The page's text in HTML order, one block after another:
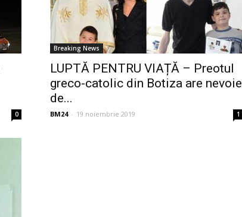
0
Breaking News
LUPTĂ PENTRU VIAȚĂ – Preotul
greco-catolic din Botiza are nevoie
de...
BM24 - 19 noiembrie 2019 1